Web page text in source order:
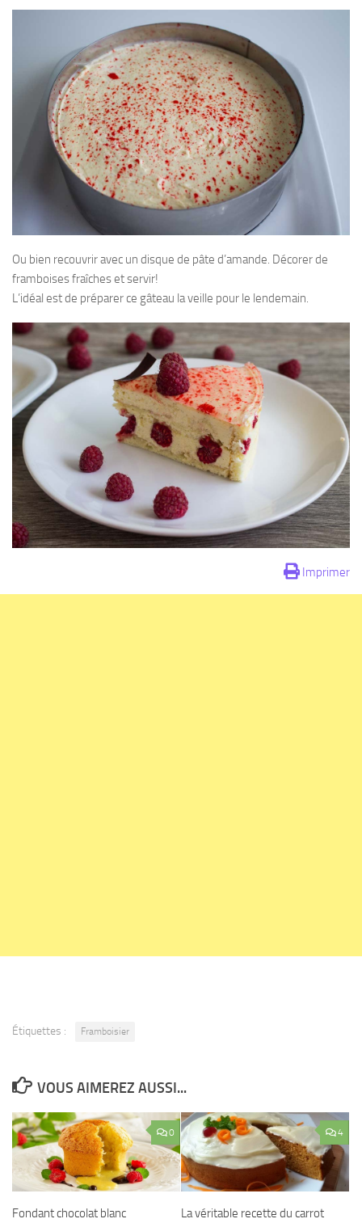
Ou bien recouvrir avec un disque de pâte d’amande. Décorer de
framboises fraîches et servir!
L’idéal est de préparer ce gâteau la veille pour le lendemain.
Imprimer
Étiquettes : Framboisier
VOUS AIMEREZ AUSSI...
0
Fondant chocolat blanc
4
La véritable recette du carrot